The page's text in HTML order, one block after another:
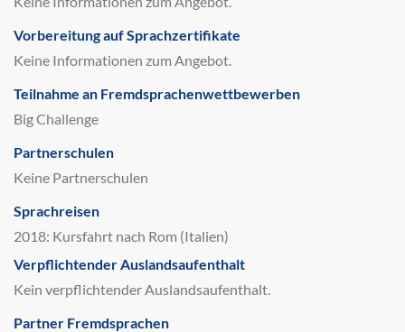
Vorbereitung auf Sprachzertifikate
Keine Informationen zum Angebot.
Teilnahme an Fremdsprachenwettbewerben
Big Challenge
Partnerschulen
Keine Partnerschulen
Sprachreisen
2018: Kursfahrt nach Rom (Italien)
Verpflichtender Auslandsaufenthalt
Kein verpflichtender Auslandsaufenthalt.
Partner Fremdsprachen